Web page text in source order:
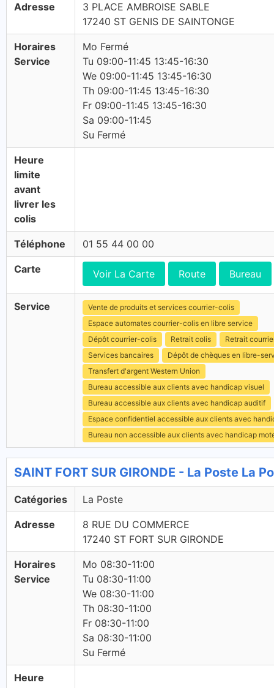
Adresse
3 PLACE AMBROISE SABLE
17240 ST GENIS DE SAINTONGE
Horaires
Service
Mo Fermé
Tu 09:00-11:45 13:45-16:30
We 09:00-11:45 13:45-16:30
Th 09:00-11:45 13:45-16:30
Fr 09:00-11:45 13:45-16:30
Sa 09:00-11:45
Su Fermé
Heure
limite
avant
livrer les
colis
Téléphone 01 55 44 00 00
Carte Voir La Carte Route Bureau
Service
Vente de produits et services courrier-colis
Espace automates courrier-colis en libre service
Dépôt courrier-colis
Retrait colis
Retrait
Services bancaires
Dépôt de chèques en libre-
Transfert d'argent Western Union
Bureau accessible aux clients avec handicap visuel
Bureau accessible aux clients avec handicap auditif
Espace confidentiel accessible aux clients avec
Bureau non accessible aux clients avec handicap
SAINT FORT SUR GIRONDE - La Poste La
Catégories La Poste
Adresse
8 RUE DU COMMERCE
17240 ST FORT SUR GIRONDE
Horaires
Service
Mo 08:30-11:00
Tu 08:30-11:00
We 08:30-11:00
Th 08:30-11:00
Fr 08:30-11:00
Sa 08:30-11:00
Su Fermé
Heure